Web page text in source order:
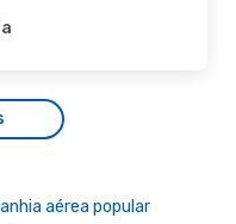
aérea popular